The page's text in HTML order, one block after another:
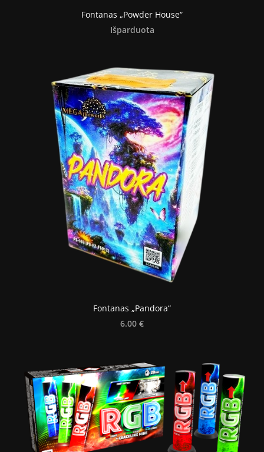
Fontanas „Powder House“
Išparduota
Fontanas „Pandora“
6.00 €